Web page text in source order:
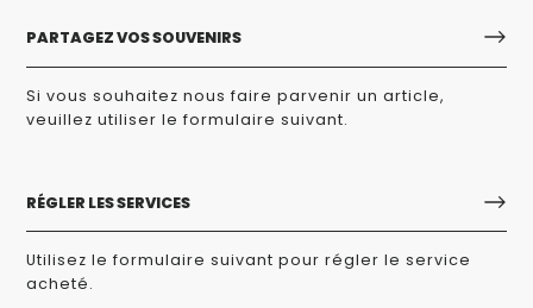
PARTAGEZ VOS SOUVENIRS
Si vous souhaitez nous faire parvenir un article,
veuillez utiliser le formulaire suivant.
RÉGLER LES SERVICES
Utilisez le formulaire suivant pour régler le service
acheté.